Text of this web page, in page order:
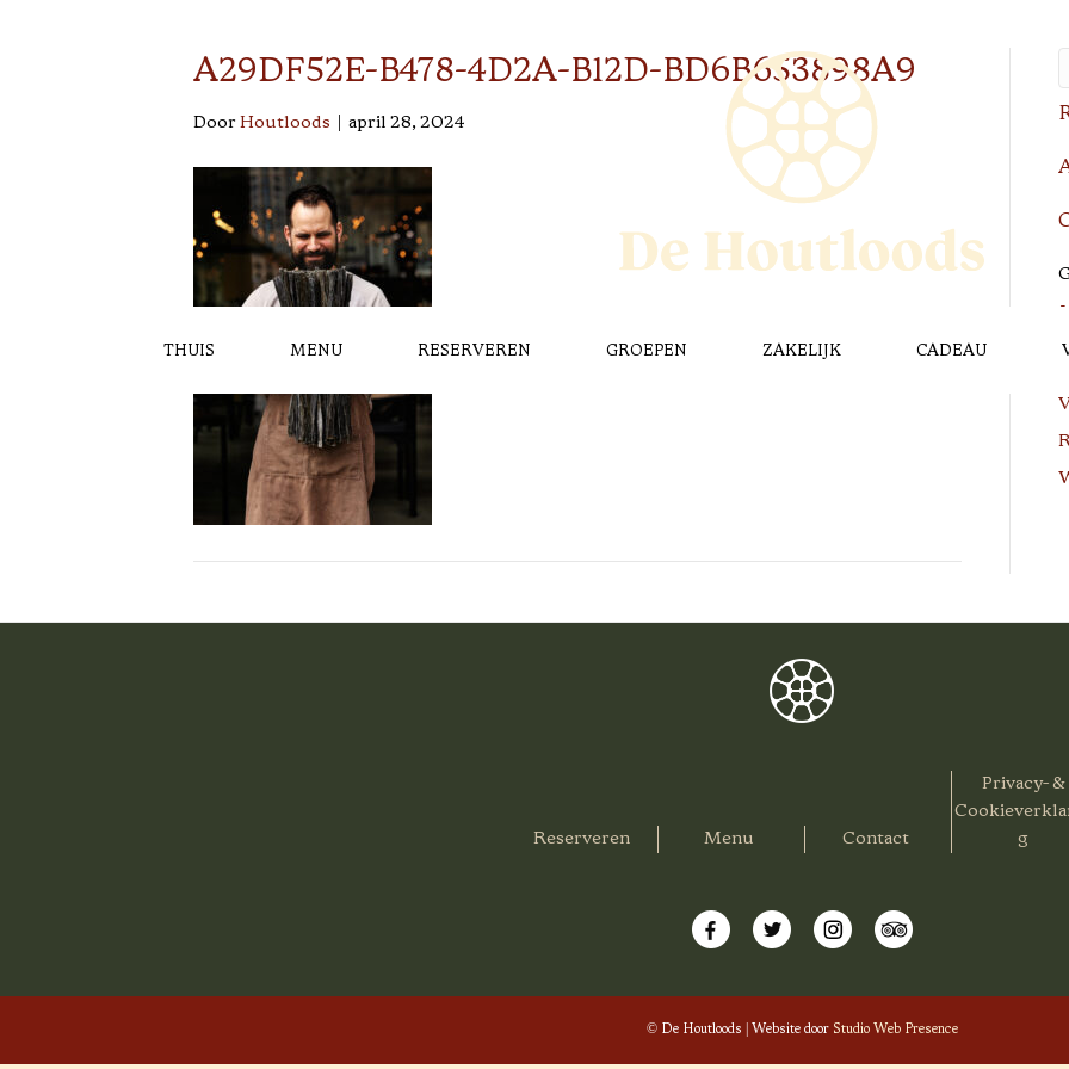
THUIS MENU RESERVEREN GROEPEN ZAKELIJK CADEAU
A29DF52E-B478-4D2A-B12D-BD6B653898A9
DoorHoutloods april 28, 2024
Reserveren Menu Contact
Privacy- &
g
© De Houtloods | Website door Studio Web Presence